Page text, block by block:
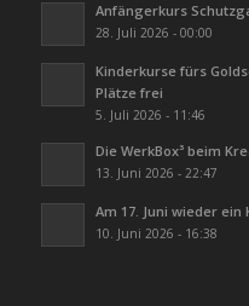
Anfängerkurs
28. Juli 2026 - 00:00
Kinderkurse fürs
Plätze frei
5. Juli 2026 - 11:46
Die WerkBox³ beim
13. Juni 2026 - 22:47
Am 17. Juni wieder ein
10. Juni 2026 - 16:38